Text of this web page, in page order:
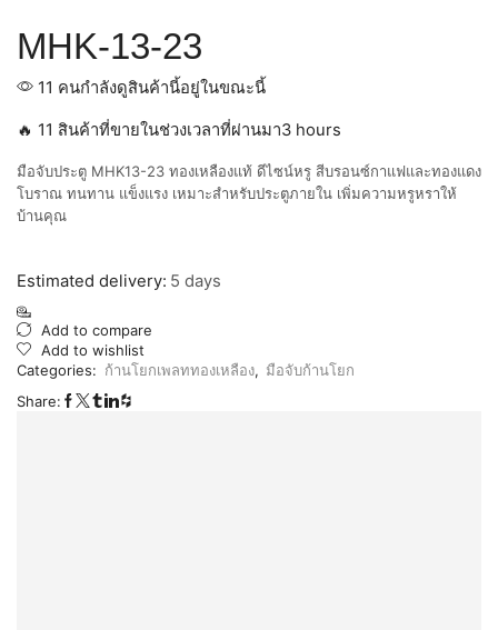
MHK-13-23
11 คนกำลังดูสินค้านี้อยู่ในขณะนี้
🔥 11 สินค้าที่ขายในช่วงเวลาที่ผ่านมา3 hours
มือจับประตู MHK13-23 ทองเหลืองแท้ ดีไซน์หรู สีบรอนซ์กาแฟและทองแดง
โบราณ ทนทาน แข็งแรง เหมาะสำหรับประตูภายใน เพิ่มความหรูหราให้
บ้านคุณ
Estimated delivery: 5 days
Add to compare
Add to wishlist
Categories: ก้านโยกเพลททองเหลือง, มือจับก้านโยก
Share: